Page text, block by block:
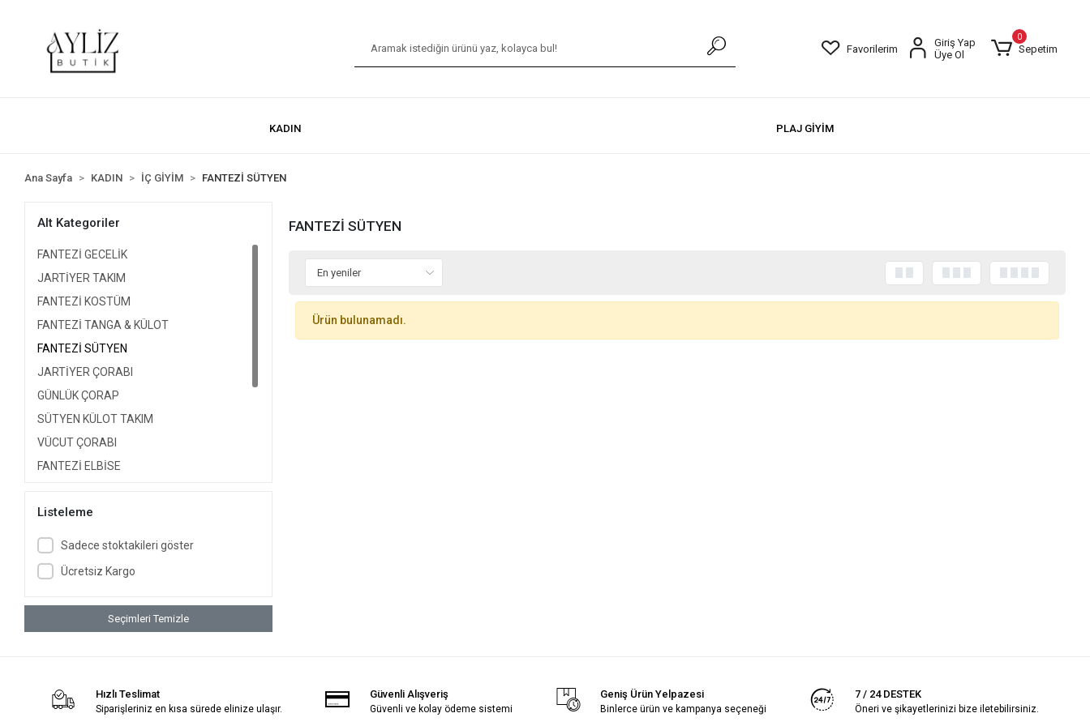
Favorilerim
Giriş Yap
Üye Ol
0
Sepetim
KADIN PLAJ GİYİM
Ana Sayfa KADIN İÇ GİYİM FANTEZİ SÜTYEN
Alt Kategoriler
FANTEZİ GECELİK
JARTİYER TAKIM
FANTEZİ KOSTÜM
FANTEZİ TANGA & KÜLOT
FANTEZİ SÜTYEN
JARTİYER ÇORABI
GÜNLÜK ÇORAP
SÜTYEN KÜLOT TAKIM
VÜCUT ÇORABI
FANTEZİ ELBİSE
BÜYÜK BEDEN GECELİK
YAPIŞKAN SÜTYEN
FANTEZİ AKSESUAR
Listeleme
Sadece stoktakileri göster
Ücretsiz Kargo
Seçimleri Temizle
FANTEZİ SÜTYEN
Ürün bulunamadı.
Hızlı Teslimat
Siparişleriniz en kısa sürede elinize ulaşır.
Güvenli Alışveriş
Güvenli ve kolay ödeme sistemi
Geniş Ürün Yelpazesi
Binlerce ürün ve kampanya seçeneği
7 / 24 DESTEK
Öneri ve şikayetlerinizi bize iletebilirsiniz.